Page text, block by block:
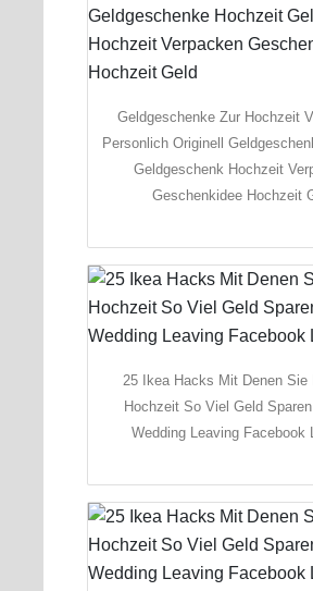
Geldgeschenke Zur Hochzeit
Personlich Originell
Geldgeschenk Hochzeit
Geschenkidee Hochzeit
25 Ikea Hacks Mit Denen Sie
Hochzeit So Viel Geld
Wedding Leaving Facebook